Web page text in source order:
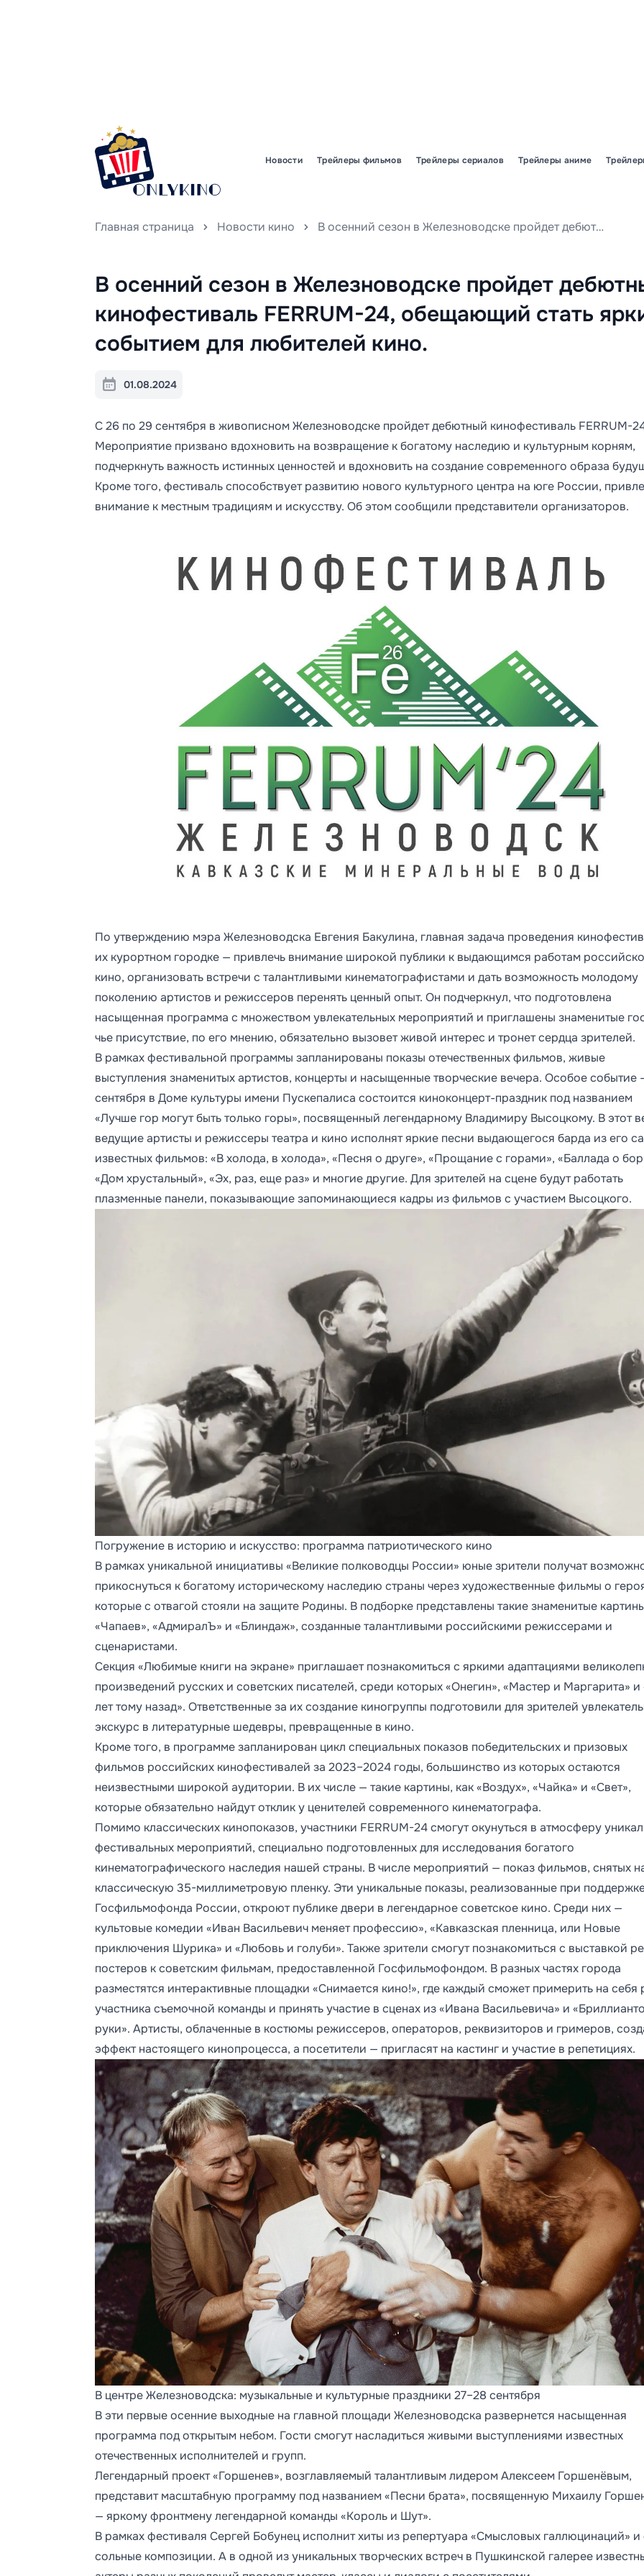
Новости Трейлеры фильмов Трейлеры сериалов Трейлеры аниме
Главная страница Новости кино В осенний сезон в Железноводске пройдет дебютный кинофестиваль FERRUM-24, обещающий стать ярким событием для любителей кино.
В осенний сезон в Железноводске пройдет
кинофестиваль FERRUM-24, обещающий стать
событием для любителей кино.
01.08.2024
С 26 по 29 сентября в живописном Железноводске пройдет дебютный кинофестиваль FERRUM-
Мероприятие призвано вдохновить на возвращение к богатому наследию и культурным корням,
подчеркнуть важность истинных ценностей и вдохновить на создание современного образа
Кроме того, фестиваль способствует развитию нового культурного центра на юге России,
внимание к местным традициям и искусству. Об этом сообщили представители организаторов.
По утверждению мэра Железноводска Евгения Бакулина, главная задача проведения
их курортном городке — привлечь внимание широкой публики к выдающимся работам
кино, организовать встречи с талантливыми кинематографистами и дать возможность молодому
поколению артистов и режиссеров перенять ценный опыт. Он подчеркнул, что подготовлена
насыщенная программа с множеством увлекательных мероприятий и приглашены знаменитые
чье присутствие, по его мнению, обязательно вызовет живой интерес и тронет сердца зрителей.
В рамках фестивальной программы запланированы показы отечественных фильмов, живые
выступления знаменитых артистов, концерты и насыщенные творческие вечера. Особое событие
сентября в Доме культуры имени Пускепалиса состоится киноконцерт-праздник под названием
«Лучше гор могут быть только горы», посвященный легендарному Владимиру Высоцкому. В этот
ведущие артисты и режиссеры театра и кино исполнят яркие песни выдающегося барда из его
известных фильмов: «В холода, в холода», «Песня о друге», «Прощание с горами», «Баллада о
«Дом хрустальный», «Эх, раз, еще раз» и многие другие. Для зрителей на сцене будут работать
плазменные панели, показывающие запоминающиеся кадры из фильмов с участием Высоцкого.
Погружение в историю и искусство: программа патриотического кино
В рамках уникальной инициативы «Великие полководцы России» юные зрители получат
прикоснуться к богатому историческому наследию страны через художественные фильмы о
которые с отвагой стояли на защите Родины. В подборке представлены такие знаменитые
«Чапаев», «АдмиралЪ» и «Блиндаж», созданные талантливыми российскими режиссерами и
сценаристами.
Секция «Любимые книги на экране» приглашает познакомиться с яркими адаптациями
произведений русских и советских писателей, среди которых «Онегин», «Мастер и Маргарита» и
лет тому назад». Ответственные за их создание киногруппы подготовили для зрителей
экскурс в литературные шедевры, превращенные в кино.
Кроме того, в программе запланирован цикл специальных показов победительских и призовых
фильмов российских кинофестивалей за 2023–2024 годы, большинство из которых остаются
неизвестными широкой аудитории. В их числе — такие картины, как «Воздух», «Чайка» и «Свет»,
которые обязательно найдут отклик у ценителей современного кинематографа.
Помимо классических кинопоказов, участники FERRUM-24 смогут окунуться в атмосферу
фестивальных мероприятий, специально подготовленных для исследования богатого
кинематографического наследия нашей страны. В числе мероприятий — показ фильмов, снятых
классическую 35-миллиметровую пленку. Эти уникальные показы, реализованные при
Госфильмофонда России, откроют публике двери в легендарное советское кино. Среди них —
культовые комедии «Иван Васильевич меняет профессию», «Кавказская пленница, или Новые
приключения Шурика» и «Любовь и голуби». Также зрители смогут познакомиться с выставкой
постеров к советским фильмам, предоставленной Госфильмофондом. В разных частях города
разместятся интерактивные площадки «Снимается кино!», где каждый сможет примерить на себя
участника съемочной команды и принять участие в сценах из «Ивана Васильевича» и
руки». Артисты, облаченные в костюмы режиссеров, операторов, реквизиторов и гримеров,
эффект настоящего кинопроцесса, а посетители — пригласят на кастинг и участие в репетициях.
В центре Железноводска: музыкальные и культурные праздники 27–28 сентября
В эти первые осенние выходные на главной площади Железноводска развернется насыщенная
программа под открытым небом. Гости смогут насладиться живыми выступлениями известных
отечественных исполнителей и групп.
Легендарный проект «Горшенев», возглавляемый талантливым лидером Алексеем Горшенёвым,
представит масштабную программу под названием «Песни брата», посвященную Михаилу
— яркому фронтмену легендарной команды «Король и Шут».
В рамках фестиваля Сергей Бобунец исполнит хиты из репертуара «Смысловых галлюцинаций» и
сольные композиции. А в одной из уникальных творческих встреч в Пушкинской галерее